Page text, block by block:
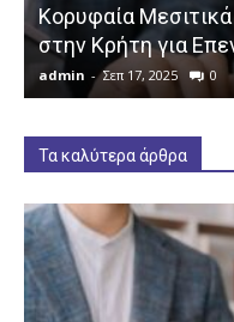
Κορυφαία
στην Κρήτη για
admin - Σεπ 17, 2025 0
Τα καλύτερα άρθρα